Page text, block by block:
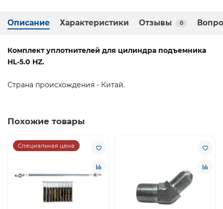
Описание Характеристики Отзывы 0
Комплект уплотнителей для цилиндра подъемника
HL-5.0 HZ.
Страна происхождения - Китай.
Похожие товары
Специальная цена